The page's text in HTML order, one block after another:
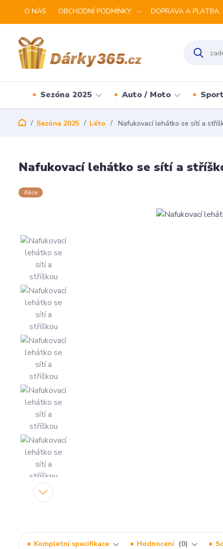
O NÁS OBCHODNÍ PODMÍNKY DOPRAVA A PLATBA
Sezóna 2025 Auto / Moto
Sezóna 2025 Léto Nafukovací lehátko se sítí a
Nafukovací lehátko se sítí a
Akce
Kompletní specifikace Hodnocení 0